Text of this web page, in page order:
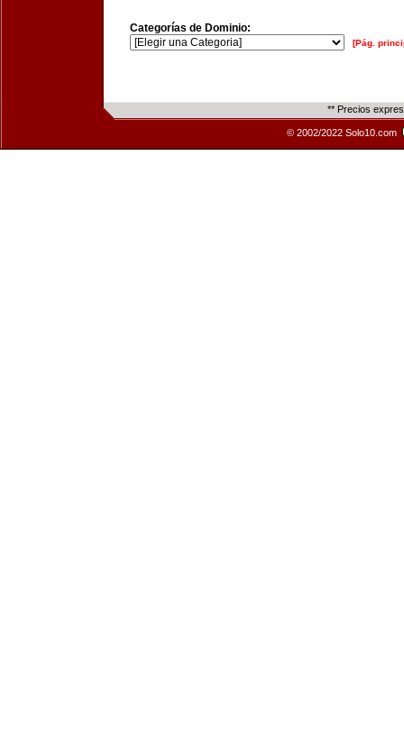
Categorías de Dominio:
[Pág.
** Precios
© 2002/2022 Solo10.com